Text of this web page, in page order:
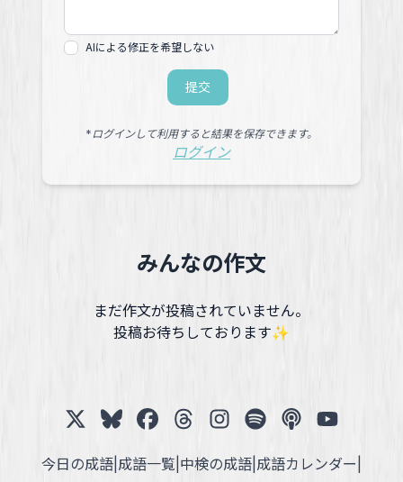
AIによる修正を希望しない
提交
*ログインして利用すると結果を保存できます。
ログイン
みんなの作文
まだ作文が投稿されていません。
投稿お待ちしております✨
今日の成語 成語一覧 中検の成語 成語カレンダー